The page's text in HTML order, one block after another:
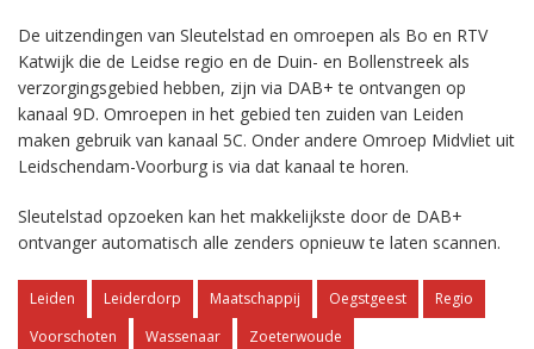
De uitzendingen van Sleutelstad en omroepen als Bo en RTV
Katwijk die de Leidse regio en de Duin- en Bollenstreek als
verzorgingsgebied hebben, zijn via DAB+ te ontvangen op
kanaal 9D. Omroepen in het gebied ten zuiden van Leiden
maken gebruik van kanaal 5C. Onder andere Omroep Midvliet uit
Leidschendam-Voorburg is via dat kanaal te horen.
Sleutelstad opzoeken kan het makkelijkste door de DAB+
ontvanger automatisch alle zenders opnieuw te laten scannen.
Leiden Leiderdorp Maatschappij Oegstgeest
Regio
Voorschoten
Wassenaar Zoeterwoude